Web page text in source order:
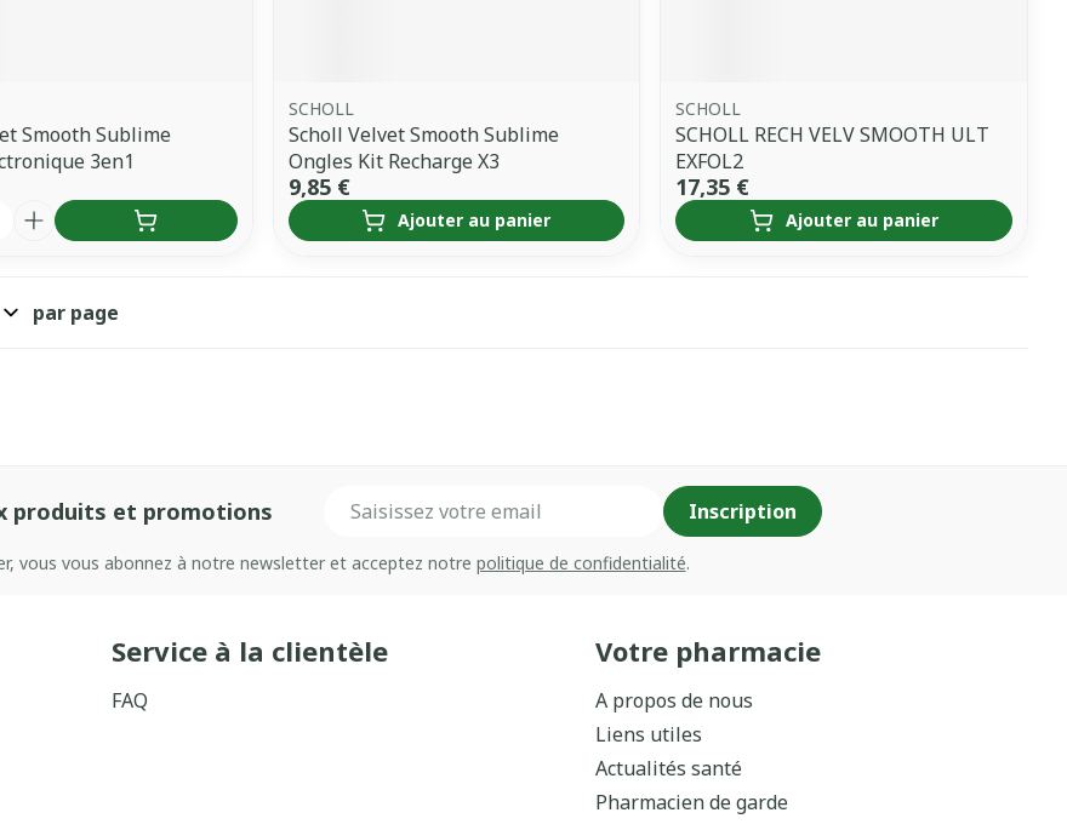
Smooth Sublime
3en1
SCHOLL
Scholl Velvet Smooth Sublime
Ongles Kit Recharge X3
9,85 €
Ajouter au panier
SCHOLL
SCHOLL RECH VELV SMOOTH ULT
EXFOL2
17,35 €
Ajouter au panier
par page
produits et promotions Inscription
vous vous abonnez à notre newsletter et acceptez notre politique de confidentialité.
Service à la clientèle
FAQ
Votre pharmacie
A propos de nous
Liens utiles
Actualités santé
Pharmacien de garde